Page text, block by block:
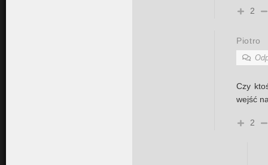
2
Piotro
Czy
wejść
2